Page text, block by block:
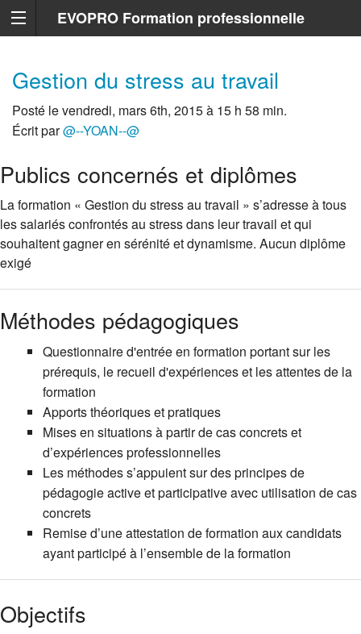
EVOPRO Formation professionnelle
Gestion du stress au travail
Posté le vendredi, mars 6th, 2015 à 15 h 58 min.
Écrit par@--YOAN--@
Publics concernés et diplômes
La formation « Gestion du stress au travail » s’adresse à tous
les salariés confrontés au stress dans leur travail et qui
souhaitent gagner en sérénité et dynamisme. Aucun diplôme
exigé
Méthodes pédagogiques
Questionnaire d'entrée en formation portant sur les
prérequis, le recueil d'expériences et les attentes de la
formation
Apports théoriques et pratiques
Mises en situations à partir de cas concrets et
d’expériences professionnelles
Les méthodes s’appuient sur des principes de
pédagogie active et participative avec utilisation de cas
concrets
Remise d’une attestation de formation aux candidats
ayant participé à l’ensemble de la formation
Objectifs